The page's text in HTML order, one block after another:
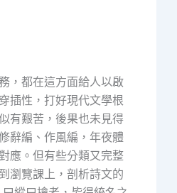
，都在這方面給人以啟
插性，打好現代文學根
有艱苦，後果也未見得
辭編、作風編，年夜體
應。但有些分類又完整
瀏覽課上，剖析詩文的